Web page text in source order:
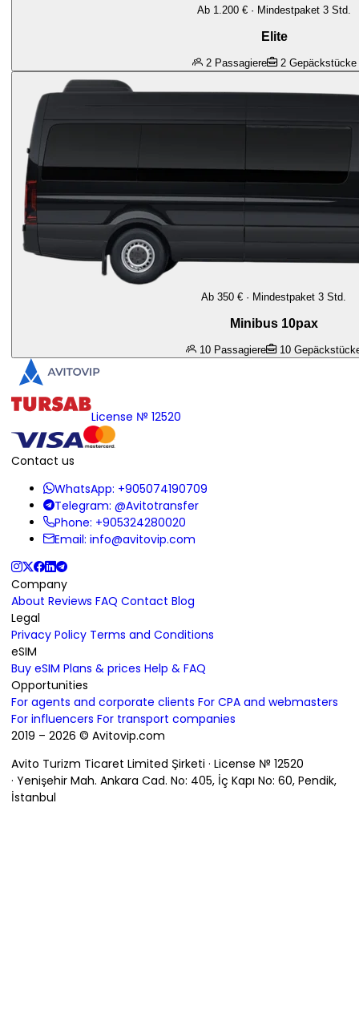
Ab 1.200 € · Mindestpaket 3 Std.
Elite
2 Passagiere 2 Gepäckstücke
Ab 350 € · Mindestpaket 3 Std.
Minibus 10pax
10 Passagiere 10
License № 12520
Contact us
WhatsApp: +905074190709
Telegram: @Avitotransfer
Phone: +905324280020
Email: info@avitovip.com
Company
About Reviews FAQ Contact Blog
Legal
Privacy Policy Terms and Conditions
eSIM
Buy eSIM Plans & prices Help & FAQ
Opportunities
For agents and corporate clients For CPA and webmasters
For influencers For transport companies
2019 – 2026 © Avitovip.com
Avito Turizm Ticaret Limited Şirketi · License № 12520
· Yenişehir Mah. Ankara Cad. No: 405, İç Kapı No: 60, Pendik,
İstanbul